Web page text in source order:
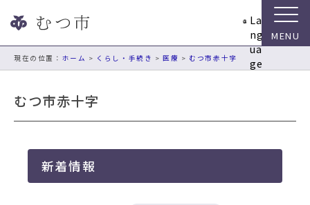
ビ
シ
La
ng
ua
ge
現在の位置： ホーム > くらし・手続き >医療 > むつ市赤十字
むつ市赤十字
新着情報